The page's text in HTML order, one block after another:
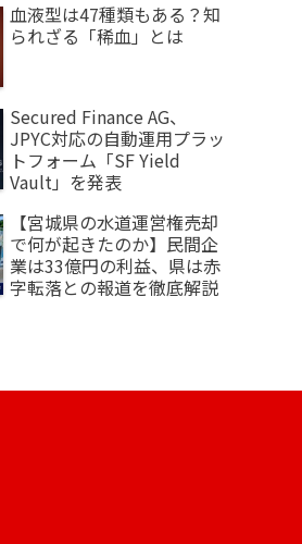
血液型は47種類もある？知
られざる「稀血」とは
Secured Finance AG、
JPYC対応の自動運用プラッ
トフォーム「SF Yield
Vault」を発表
【宮城県の水道運営権売却
で何が起きたのか】民間企
業は33億円の利益、県は赤
字転落との報道を徹底解説